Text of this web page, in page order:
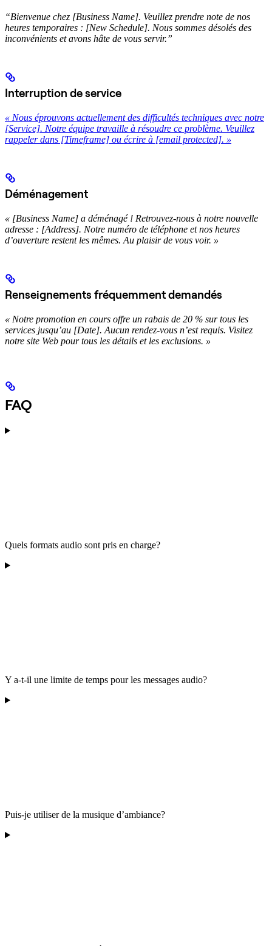
“Bienvenue chez [Business Name]. Veuillez prendre note de nos
heures temporaires : [New Schedule]. Nous sommes désolés des
inconvénients et avons hâte de vous servir.”
Interruption de service
« Nous éprouvons actuellement des difficultés techniques avec notre
[Service]. Notre équipe travaille à résoudre ce problème. Veuillez
rappeler dans [Timeframe] ou écrire à [email protected]. »
Déménagement
« [Business Name] a déménagé ! Retrouvez-nous à notre nouvelle
adresse : [Address]. Notre numéro de téléphone et nos heures
d’ouverture restent les mêmes. Au plaisir de vous voir. »
Renseignements fréquemment demandés
« Notre promotion en cours offre un rabais de 20 % sur tous les
services jusqu’au [Date]. Aucun rendez-vous n’est requis. Visitez
notre site Web pour tous les détails et les exclusions. »
FAQ
Quels formats audio sont pris en charge?
Y a-t-il une limite de temps pour les messages audio?
Puis-je utiliser de la musique d’ambiance?